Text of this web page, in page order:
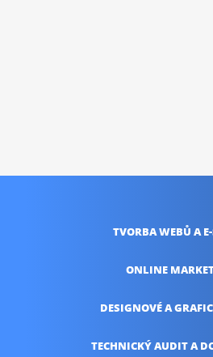
TVORBA WEBŮ A
ONLINE
DESIGNOVÉ A
TECHNICKÝ AUDITA